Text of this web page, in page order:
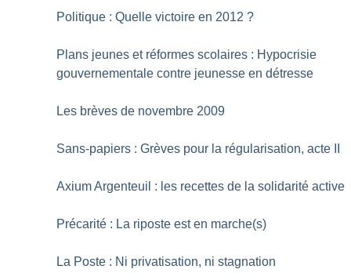
Politique : Quelle victoire en 2012 ?
Plans jeunes et réformes scolaires : Hypocrisie
gouvernementale contre jeunesse en détresse
Les brèves de novembre 2009
Sans-papiers : Grèves pour la régularisation, acte II
Axium Argenteuil : les recettes de la solidarité active
Précarité : La riposte est en marche(s)
La Poste : Ni privatisation, ni stagnation